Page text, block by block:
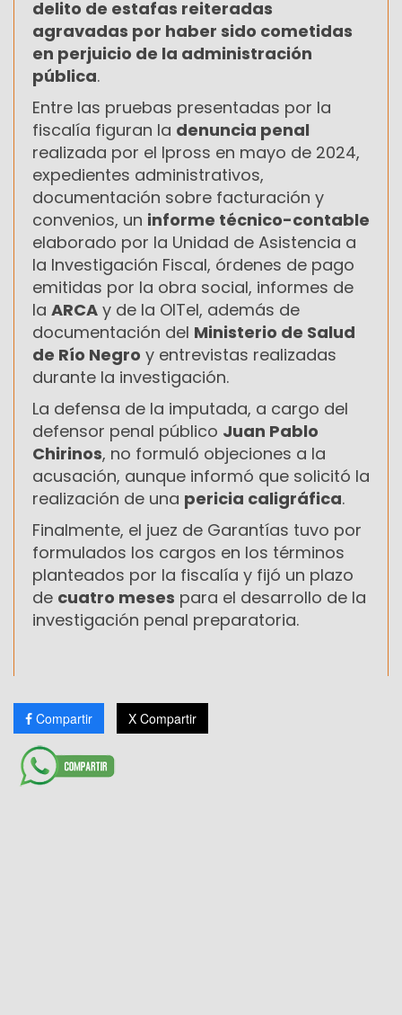
delito de estafas reiteradas
agravadas por haber sido cometidas
en perjuicio de la administración
pública.
Entre las pruebas presentadas por la
fiscalía figuran la denuncia penal
realizada por el Ipross en mayo de 2024,
expedientes administrativos,
documentación sobre facturación y
convenios, un informe técnico-contable
elaborado por la Unidad de Asistencia a
la Investigación Fiscal, órdenes de pago
emitidas por la obra social, informes de
la ARCA y de la OITel, además de
documentación del Ministerio de Salud
de Río Negro y entrevistas realizadas
durante la investigación.
La defensa de la imputada, a cargo del
defensor penal público Juan Pablo
Chirinos, no formuló objeciones a la
acusación, aunque informó que solicitó la
realización de una pericia caligráfica.
Finalmente, el juez de Garantías tuvo por
formulados los cargos en los términos
planteados por la fiscalía y fijó un plazo
de cuatro meses para el desarrollo de la
investigación penal preparatoria.
Compartir X Compartir